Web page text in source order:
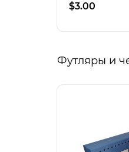
$3.00
Футляры и